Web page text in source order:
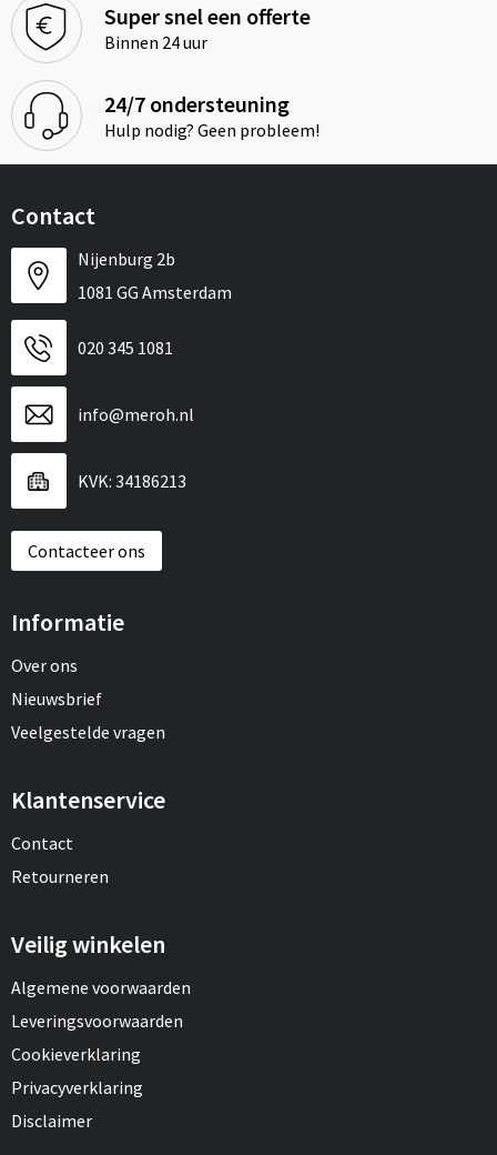
Super snel een offerte
Binnen 24 uur
24/7 ondersteuning
Hulp nodig? Geen probleem!
Contact
Nijenburg 2b
1081 GG Amsterdam
020 345 1081
info@meroh.nl
KVK: 34186213
Contacteer ons
Informatie
Over ons
Nieuwsbrief
Veelgestelde vragen
Klantenservice
Contact
Retourneren
Veilig winkelen
Algemene voorwaarden
Leveringsvoorwaarden
Cookieverklaring
Privacyverklaring
Disclaimer